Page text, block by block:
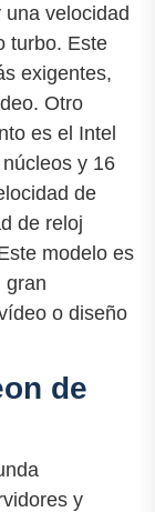
velocidad
turbo. Este
exigentes,
Otro
es el Intel
y 16
de
de reloj
modelo es
gran
o diseño
de
y